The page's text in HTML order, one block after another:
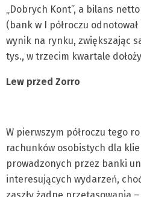
„Dobrych Kont”, a bilans
(bank w I półroczu
wynik na rynku, zwiększając
tys., w trzecim kwartale
Lew przed Zorro
W pierwszym półroczu tego
rachunków osobistych dla
prowadzonych przez banki
interesujących wydarzeń,